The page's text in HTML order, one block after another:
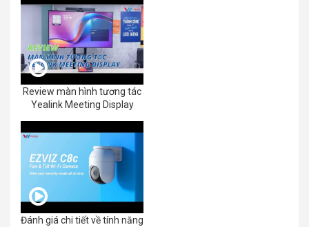
Review màn hình tương tác
Yealink Meeting Display
Đánh giá chi tiết về tính năng